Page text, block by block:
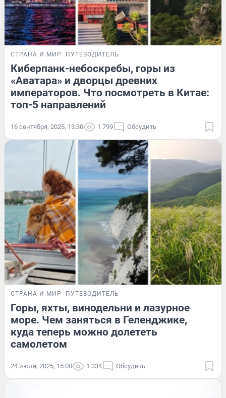
СТРАНА И МИР ПУТЕВОДИТЕЛЬ
Киберпанк-небоскребы, горы из
«Аватара» и дворцы древних
императоров. Что посмотреть в Китае:
топ-5 направлений
16 сентября, 2025, 13:30 1 799 Обсудить
СТРАНА И МИР ПУТЕВОДИТЕЛЬ
Горы, яхты, винодельни и лазурное
море. Чем заняться в Геленджике,
куда теперь можно долететь
самолетом
24 июля, 2025, 15:00 1 334 Обсудить